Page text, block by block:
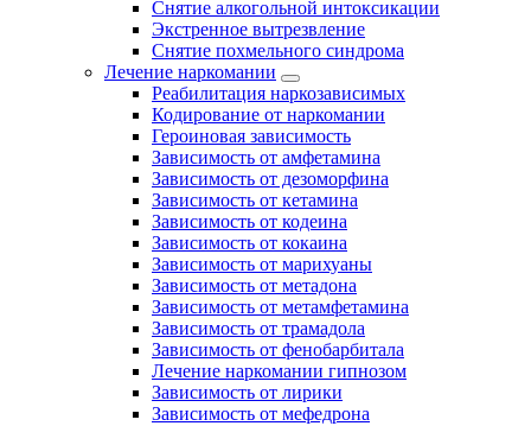
Снятие алкогольной интоксикации
Экстренное вытрезвление
Снятие похмельного синдрома
Лечение наркомании
Реабилитация наркозависимых
Кодирование от наркомании
Героиновая зависимость
Зависимость от амфетамина
Зависимость от дезоморфина
Зависимость от кетамина
Зависимость от кодеина
Зависимость от кокаина
Зависимость от марихуаны
Зависимость от метадона
Зависимость от метамфетамина
Зависимость от трамадола
Зависимость от фенобарбитала
Лечение наркомании гипнозом
Зависимость от лирики
Зависимость от мефедрона